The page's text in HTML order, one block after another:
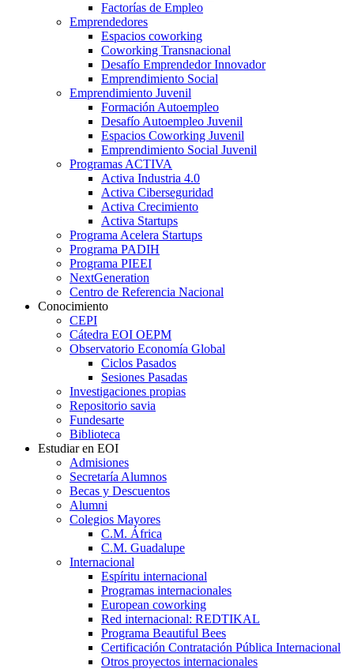
Factorías de Empleo
Emprendedores
Espacios coworking
Coworking Transnacional
Desafío Emprendedor Innovador
Emprendimiento Social
Emprendimiento Juvenil
Formación Autoempleo
Desafío Autoempleo Juvenil
Espacios Coworking Juvenil
Emprendimiento Social Juvenil
Programas ACTIVA
Activa Industria 4.0
Activa Ciberseguridad
Activa Crecimiento
Activa Startups
Programa Acelera Startups
Programa PADIH
Programa PIEEI
NextGeneration
Centro de Referencia Nacional
Conocimiento
CEPI
Cátedra EOI OEPM
Observatorio Economía Global
Ciclos Pasados
Sesiones Pasadas
Investigaciones propias
Repositorio savia
Fundesarte
Biblioteca
Estudiar en EOI
Admisiones
Secretaría Alumnos
Becas y Descuentos
Alumni
Colegios Mayores
C.M. África
C.M. Guadalupe
Internacional
Espíritu internacional
Programas internacionales
European coworking
Red internacional: REDTIKAL
Programa Beautiful Bees
Certificación Contratación Pública Internacional
Otros proyectos internacionales